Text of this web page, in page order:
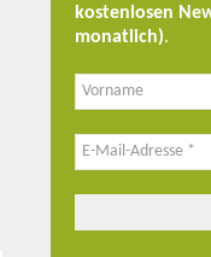
kostenlosen
monatlich).